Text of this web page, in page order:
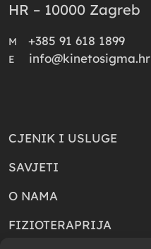
HR – 10000 Zagreb
M +385 91 618 1899
E info@kinetosigma.hr
CJENIK I USLUGE
SAVJETI
O NAMA
FIZIOTERAPRIJA